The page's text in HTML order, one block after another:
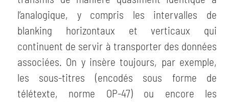
l’analogique, y compris les intervalles de
blanking horizontaux et verticaux qui
continuent de servir à transporter des données
associées. On y insère toujours, par exemple,
les sous-titres (encodés sous forme de
télétexte, norme OP-47) ou encore les